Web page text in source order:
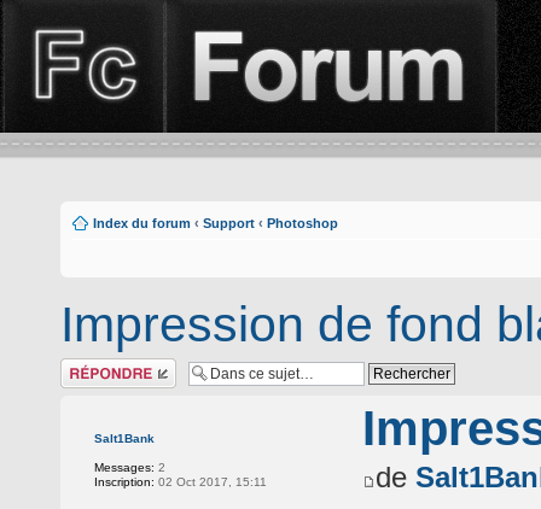
Index du forum ‹ Support ‹ Photoshop
Impression de fond
Répondre
Salt1Bank
Messages: 2
Inscription: 02 Oct 2017, 15:11 de